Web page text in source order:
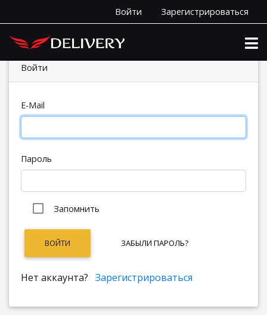
Войти Зарегистрироваться
Войти
E-Mail
Пароль
Запомнить
ВОЙТИ ЗАБЫЛИ ПАРОЛЬ?
Нет аккаунта? Зарегистрироваться